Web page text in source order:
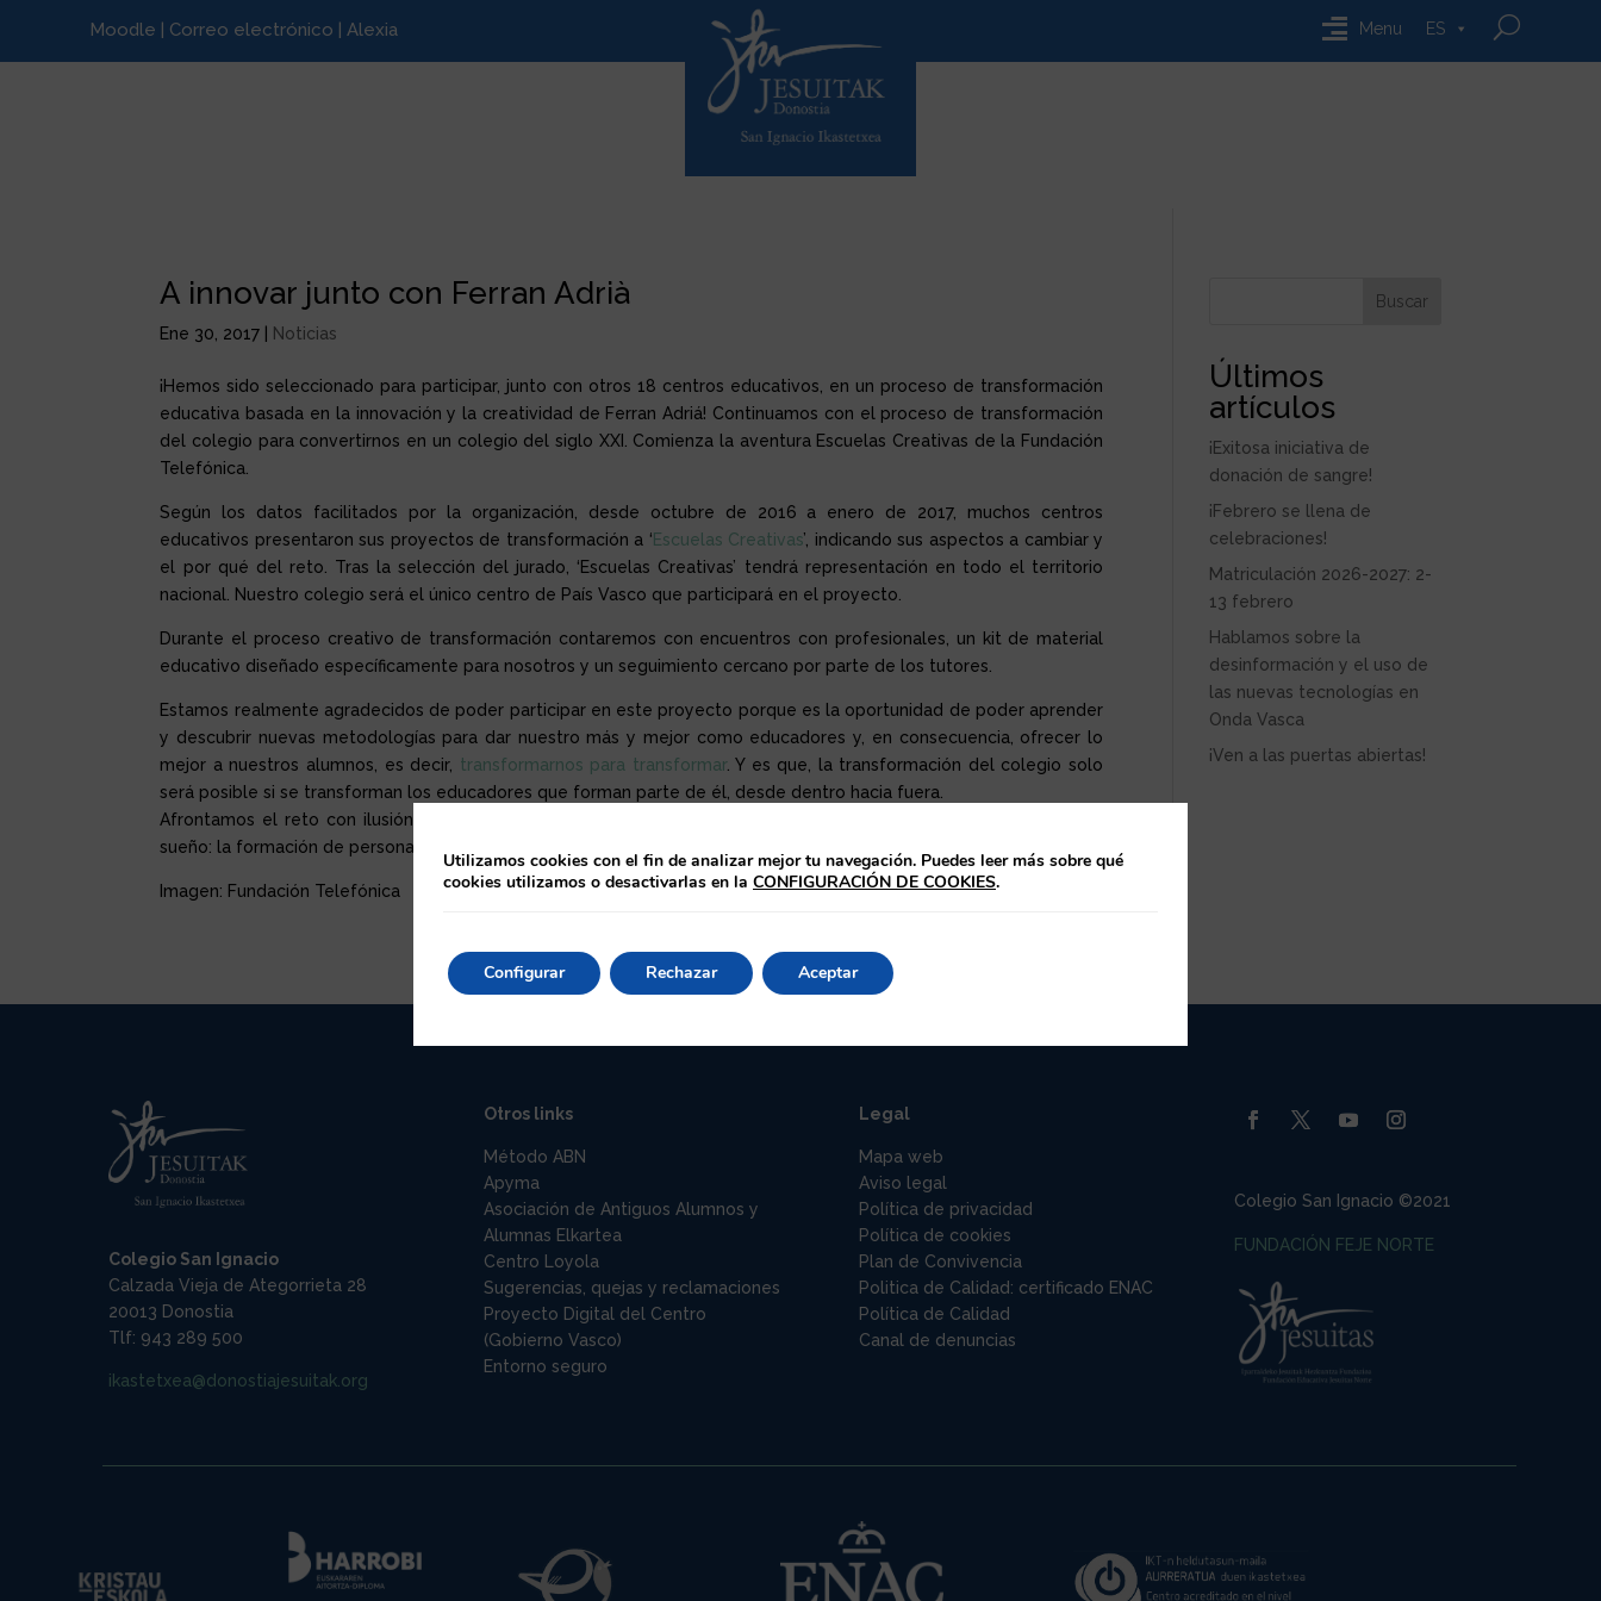
Moodle | Correo electrónico | Alexia Menu ES
A innovar junto con Ferran Adrià
Ene 30, 2017 Noticias
¡Hemos sido seleccionado para participar, junto con otros 18 centros educativos, en un proceso de transformación
educativa basada en la innovación y la creatividad de Ferran Adriá! Continuamos con el proceso de transformación
del colegio para convertirnos en un colegio del siglo XXI. Comienza la aventura Escuelas Creativas de la Fundación
Telefónica.
Según los datos facilitados por la organización, desde octubre de 2016 a enero de 2017, muchos centros
educativos presentaron sus proyectos de transformación a ‘Escuelas Creativas’, indicando sus aspectos a cambiar y
el por qué del reto. Tras la selección del jurado, ‘Escuelas Creativas’ tendrá representación en todo el territorio
nacional. Nuestro colegio será el único centro de País Vasco que participará en el proyecto.
Durante el proceso creativo de transformación contaremos con encuentros con profesionales, un kit de material
educativo diseñado específicamente para nosotros y un seguimiento cercano por parte de los tutores.
Estamos realmente agradecidos de poder participar en este proyecto porque es la oportunidad de poder aprender
y descubrir nuevas metodologías para dar nuestro más y mejor como educadores y, en consecuencia, ofrecer lo
mejor a nuestros alumnos, es decir, transformarnos para transformar. Y es que, la transformación del colegio solo
será posible si se transforman los educadores que forman parte de él, desde dentro hacia fuera.
Afrontamos el reto con ilusión, con muchas ganas de aprender y mejorar para seguir trabajando en nuestro gran
sueño: la formación de personas capaces de construir un mundo más solidario, más humano y más sostenible.
Imagen: Fundación Telefónica
Buscar
Últimos
artículos
¡Exitosa iniciativa de
donación de sangre!
¡Febrero se llena de
celebraciones!
Matriculación 2026-2027: 2-
13 febrero
Hablamos sobre la
desinformación y el uso de
las nuevas tecnologías en
Onda Vasca
¡Ven a las puertas abiertas!
Colegio San Ignacio
Calzada Vieja de Ategorrieta 28
20013 Donostia
Tlf: 943 289 500
ikastetxea@donostiajesuitak.org
Otros links
Método ABN
Apyma
Asociación de Antiguos Alumnos y
Alumnas Elkartea
Centro Loyola
Sugerencias, quejas y reclamaciones
Proyecto Digital del Centro
(Gobierno Vasco)
Entorno seguro
Legal
Mapa web
Aviso legal
Política de privacidad
Política de cookies
Plan de Convivencia
Politica de Calidad: certificado ENAC
Política de Calidad
Canal de denuncias
Colegio San Ignacio ©2021
FUNDACIÓN FEJE NORTE
Utilizamos cookies con el fin de analizar mejor tu navegación. Puedes leer más sobre qué
cookies utilizamos o desactivarlas en la CONFIGURACIÓN DE COOKIES.
Aceptar
Rechazar
Configurar